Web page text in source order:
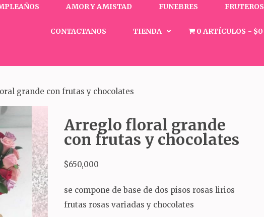
AMOR Y AMISTAD FUNEBRES FRUTEROS
CONTACTANOS TIENDA 0 ARTÍCULOS $0
grande con frutas y chocolates
Arreglo floral grande
con frutas y chocolates
$650,000
se compone de base de dos pisos rosas lirios
frutas rosas variadas y chocolates